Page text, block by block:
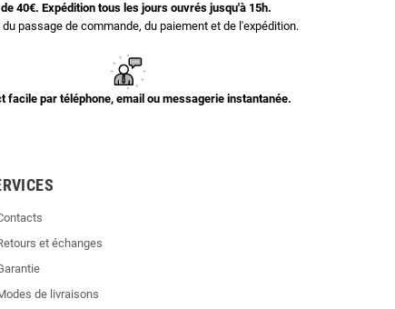
40€. Expédition tous les jours ouvrés jusqu'à 15h.
passage de commande, du paiement et de l'expédition.
facile par téléphone, email ou messagerie instantanée.
et échanges
de livraisons